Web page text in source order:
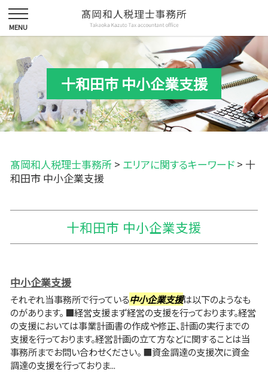
十和田市 中小企業支援
髙岡和人税理士事務所 > エリアに関するキーワード > 十
和田市 中小企業支援
十和田市 中小企業支援
中小企業支援
それぞれ当事務所で行っている中小企業支援は以下のようなも
のがあります。 ■経営支援まず経営の支援を行っております。経営
の支援においては事業計画書の作成や修正、計画の実行までの
支援を行っております。経営計画の立て方などに関することは当
事務所までお問い合わせください。 ■資金調達の支援次に資金
調達の支援を行っておりま...